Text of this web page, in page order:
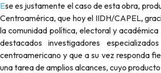
Ese es justamente el caso de esta obra, producto de las investigaciones en materia de democratización de los partidos políticos en
Centroamérica, que hoy el IIDH/CAPEL,
la comunidad política, electoral y
destacados investigadores
centroamericano y que a su vez responda
una tarea de amplios alcances, cuyo